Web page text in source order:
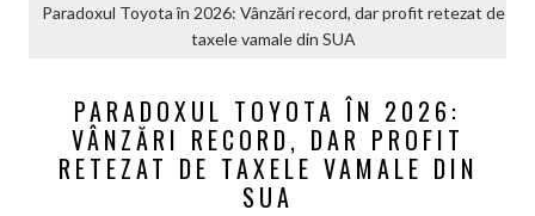
Paradoxul Toyota în 2026: Vânzări record, dar profit retezat de
taxele vamale din SUA
PARADOXUL TOYOTA ÎN 2026:
VÂNZĂRI RECORD, DAR PROFIT
RETEZAT DE TAXELE VAMALE DIN
SUA